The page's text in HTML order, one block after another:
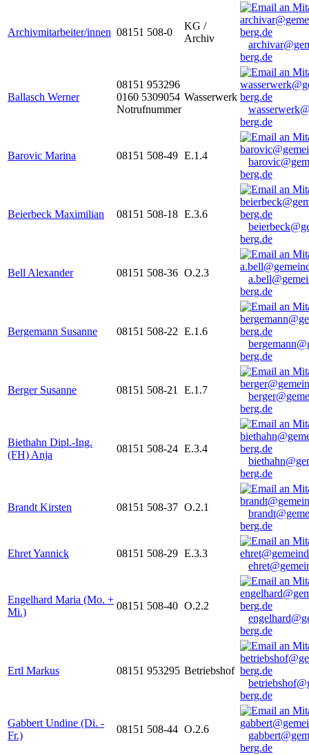
Archivmitarbeiter/innen 08151 508-0
KG /
Archiv
berg.de
Ballasch Werner
08151 953296
0160 5309054
Notrufnummer
Wasserwerk
berg.de
Barovic Marina 08151 508-49 E.1.4
berg.de
Beierbeck Maximilian 08151 508-18 E.3.6
berg.de
Bell Alexander 08151 508-36 O.2.3
berg.de
Bergemann Susanne 08151 508-22 E.1.6
berg.de
Berger Susanne 08151 508-21 E.1.7
berg.de
Biethahn Dipl.-Ing.
(FH) Anja
08151 508-24 E.3.4
berg.de
Brandt Kirsten 08151 508-37 O.2.1
berg.de
Ehret Yannick 08151 508-29 E.3.3
Engelhard Maria (Mo. +
Mi.)
08151 508-40 O.2.2
berg.de
Ertl Markus 08151 953295 Betriebshof
berg.de
Gabbert Undine (Di. -
Fr.)
08151 508-44 O.2.6
berg.de